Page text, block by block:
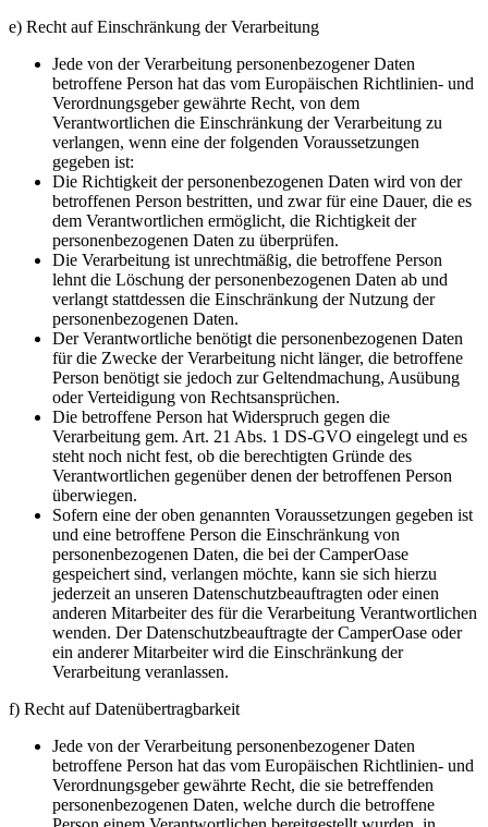
e) Recht auf Einschränkung der Verarbeitung
Jede von der Verarbeitung personenbezogener Daten
betroffene Person hat das vom Europäischen Richtlinien- und
Verordnungsgeber gewährte Recht, von dem
Verantwortlichen die Einschränkung der Verarbeitung zu
verlangen, wenn eine der folgenden Voraussetzungen
gegeben ist:
Die Richtigkeit der personenbezogenen Daten wird von der
betroffenen Person bestritten, und zwar für eine Dauer, die es
dem Verantwortlichen ermöglicht, die Richtigkeit der
personenbezogenen Daten zu überprüfen.
Die Verarbeitung ist unrechtmäßig, die betroffene Person
lehnt die Löschung der personenbezogenen Daten ab und
verlangt stattdessen die Einschränkung der Nutzung der
personenbezogenen Daten.
Der Verantwortliche benötigt die personenbezogenen Daten
für die Zwecke der Verarbeitung nicht länger, die betroffene
Person benötigt sie jedoch zur Geltendmachung, Ausübung
oder Verteidigung von Rechtsansprüchen.
Die betroffene Person hat Widerspruch gegen die
Verarbeitung gem. Art. 21 Abs. 1 DS-GVO eingelegt und es
steht noch nicht fest, ob die berechtigten Gründe des
Verantwortlichen gegenüber denen der betroffenen Person
überwiegen.
Sofern eine der oben genannten Voraussetzungen gegeben ist
und eine betroffene Person die Einschränkung von
personenbezogenen Daten, die bei der CamperOase
gespeichert sind, verlangen möchte, kann sie sich hierzu
jederzeit an unseren Datenschutzbeauftragten oder einen
anderen Mitarbeiter des für die Verarbeitung Verantwortlichen
wenden. Der Datenschutzbeauftragte der CamperOase oder
ein anderer Mitarbeiter wird die Einschränkung der
Verarbeitung veranlassen.
f) Recht auf Datenübertragbarkeit
Jede von der Verarbeitung personenbezogener Daten
betroffene Person hat das vom Europäischen Richtlinien- und
Verordnungsgeber gewährte Recht, die sie betreffenden
personenbezogenen Daten, welche durch die betroffene